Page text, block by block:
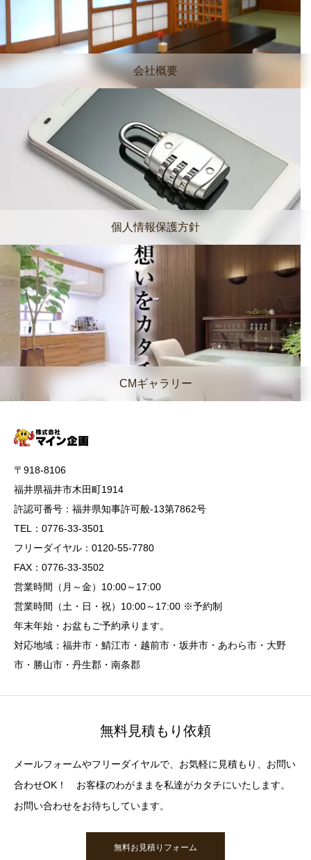
会社概要
個人情報保護方針
CMギャラリー
〒918-8106
福井県福井市木田町1914
許認可番号：福井県知事許可般-13第7862号
TEL：0776-33-3501
フリーダイヤル：0120-55-7780
FAX：0776-33-3502
営業時間（月～金）10:00～17:00
営業時間（土・日・祝）10:00～17:00 ※予約制
年末年始・お盆もご予約承ります。
対応地域：福井市・鯖江市・越前市・坂井市・あわら市・大野
市・勝山市・丹生郡・南条郡
無料見積もり依頼
メールフォームやフリーダイヤルで、お気軽に見積もり、お問い
合わせOK！ お客様のわがままを私達がカタチにいたします。
お問い合わせをお待ちしています。
無料お見積りフォーム